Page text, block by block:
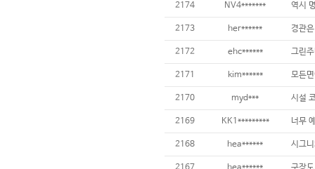
2174 NV4*******
2173 her******
2172 ehc******
2171 kim******
2170 myd***
2169 KK1*********
2168 hea******